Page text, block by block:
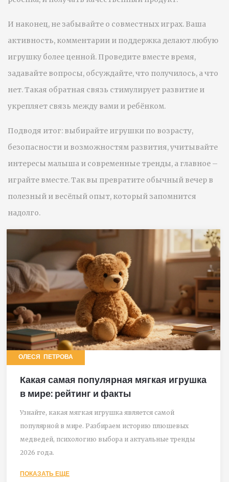
И наконец, не забывайте о совместных играх. Ваша
активность, комментарии и поддержка делают любую
игрушку более ценной. Проведите вместе время,
задавайте вопросы, обсуждайте, что получилось, а что
нет. Такая обратная связь стимулирует развитие и
укрепляет связь между вами и ребёнком.
Подводя итог: выбирайте игрушки по возрасту,
безопасности и возможностям развития, учитывайте
интересы малыша и современные тренды, а главное –
играйте вместе. Так вы превратите обычный вечер в
полезный и весёлый опыт, который запомнится
надолго.
ОЛЕСЯ ПЕТРОВА
Какая самая популярная мягкая игрушка
в мире: рейтинг и факты
Узнайте, какая мягкая игрушка является самой
популярной в мире. Разбираем историю плюшевых
медведей, психологию выбора и актуальные тренды
2026 года.
ПОКАЗАТЬ ЕЩЕ